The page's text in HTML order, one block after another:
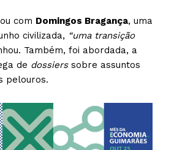
com Domingos Bragança, uma
civilizada, “uma transição
Também, foi abordada, a
de dossierssobre assuntos
pelouros.